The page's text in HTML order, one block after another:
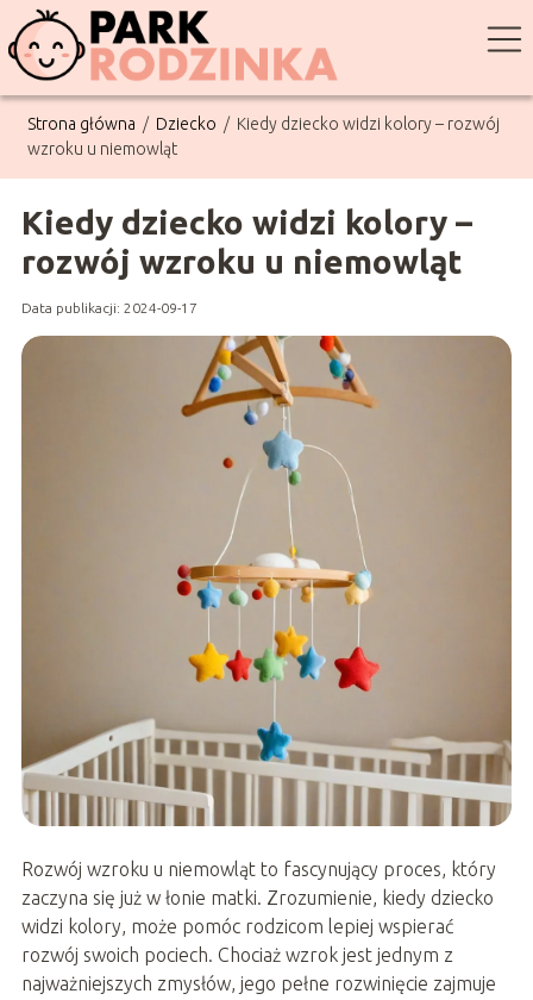
Strona główna / Dziecko / Kiedy dziecko widzi kolory – rozwój
wzroku u niemowląt
Kiedy dziecko widzi kolory –
rozwój wzroku u niemowląt
Data publikacji: 2024-09-17
Rozwój wzroku u niemowląt to fascynujący proces, który
zaczyna się już w łonie matki. Zrozumienie, kiedy dziecko
widzi kolory, może pomóc rodzicom lepiej wspierać
rozwój swoich pociech. Chociaż wzrok jest jednym z
najważniejszych zmysłów, jego pełne rozwinięcie zajmuje